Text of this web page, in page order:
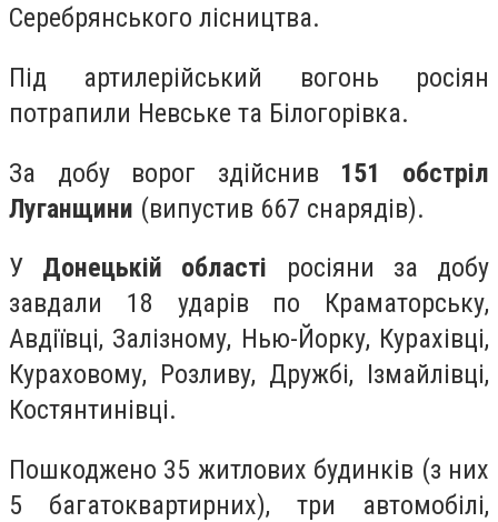
Серебрянського лісництва.
Під артилерійський вогонь росіян
потрапили Невське та Білогорівка.
За добу ворог здійснив 151 обстріл
Луганщини (випустив 667 снарядів).
У Донецькій області росіяни за добу
завдали 18 ударів по Краматорську,
Авдіївці, Залізному, Нью-Йорку, Курахівці,
Кураховому, Розливу, Дружбі, Ізмайлівці,
Костянтинівці.
Пошкоджено 35 житлових будинків (з них
5 багатоквартирних), три автомобілі,